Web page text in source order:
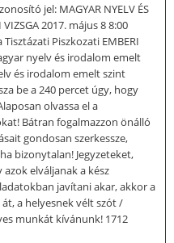
jel: MAGYAR NYELV ÉS
VIZSGA 2017. május 8 8:00
Piszkozati EMBERI
nyelv és irodalom emelt
és irodalom emelt szint
be a 240 percet úgy, hogy
olvassa el a
Bátran fogalmazzon önálló
gondosan szerkessze,
bizonytalan! Jegyzeteket,
elváljanak a kész
javítani akar, akkor a
a helyesnek vélt szót /
munkát kívánunk! 1712